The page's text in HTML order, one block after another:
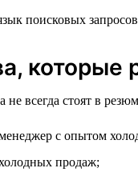
не всегда стоят в
с опытом
продаж;